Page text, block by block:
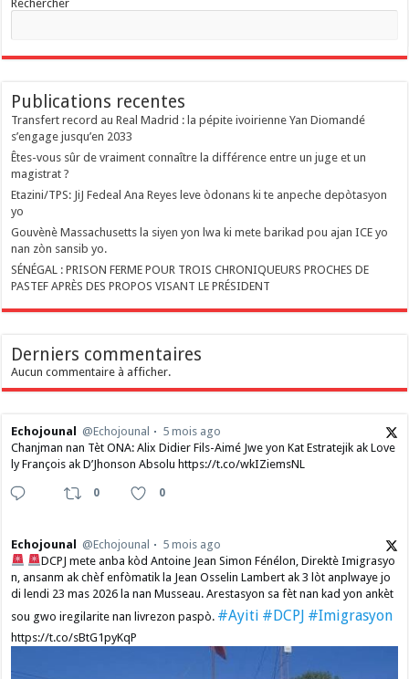
Rechercher
Publications recentes
Transfert record au Real Madrid : la pépite ivoirienne Yan Diomandé
s’engage jusqu’en 2033
Êtes-vous sûr de vraiment connaître la différence entre un juge et un
magistrat ?
Etazini/TPS: JiJ Fedeal Ana Reyes leve òdonans ki te anpeche depòtasyon
yo
Gouvènè Massachusetts la siyen yon lwa ki mete barikad pou ajan ICE yo
nan zòn sansib yo.
SÉNÉGAL : PRISON FERME POUR TROIS CHRONIQUEURS PROCHES DE
PASTEF APRÈS DES PROPOS VISANT LE PRÉSIDENT
Derniers commentaires
Aucun commentaire à afficher.
Echojounal @Echojounal
5 mois ago
Chanjman nan Tèt ONA: Alix Didier Fils-Aimé Jwe yon Kat Estratejik ak Love
ly François ak D’Jhonson Absolu https://t.co/wkIZiemsNL
0 0
Echojounal @Echojounal
5 mois ago
DCPJ mete anba kòd Antoine Jean Simon Fénélon, Direktè Imigrasyo
n, ansanm ak chèf enfòmatik la Jean Osselin Lambert ak 3 lòt anplwaye jo
di lendi 23 mas 2026 la nan Musseau. Arestasyon sa fèt nan kad yon ankèt
sou gwo iregilarite nan livrezon paspò. #Ayiti #DCPJ #Imigrasyon
https://t.co/sBtG1pyKqP